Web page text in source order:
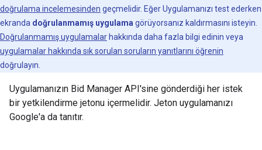
doğrulama incelemesinden geçmelidir. Eğer Uygulamanızı test ederken
ekranda doğrulanmamış uygulama görüyorsanız kaldırmasını isteyin.
Doğrulanmamış uygulamalar hakkında daha fazla bilgi edinin veya
uygulamalar hakkında sık sorulan soruların yanıtlarını öğrenin
doğrulayın.
Uygulamanızın Bid Manager API'sine gönderdiği her istek
bir yetkilendirme jetonu içermelidir. Jeton uygulamanızı
Google'a da tanıtır.